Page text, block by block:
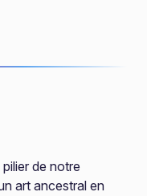
de notre
art ancestral en